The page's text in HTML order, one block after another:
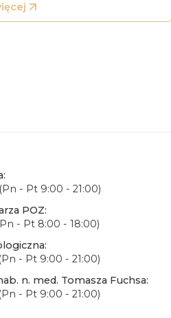
(Pn - Pt 9:00 - 21:00)
POZ:
- Pt 8:00 - 18:00)
(Pn - Pt 9:00 - 21:00)
n. med. Tomasza Fuchsa:
(Pn - Pt 9:00 - 21:00)